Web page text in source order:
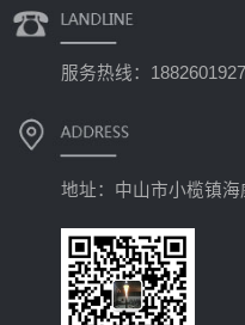
服务热线：
地址：中山市小榄镇海